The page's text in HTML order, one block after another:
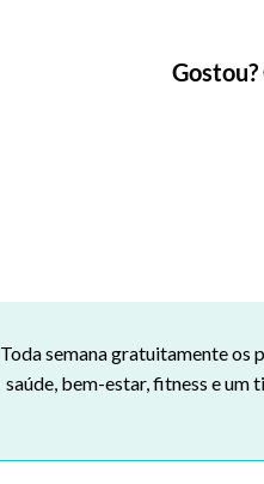
Toda semana gratuitamente os
saúde, bem-estar, fitness e um